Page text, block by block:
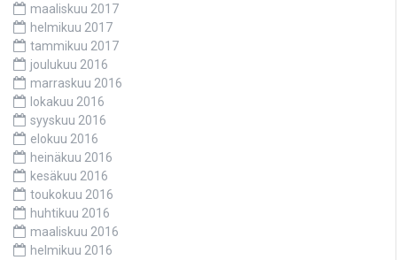
maaliskuu 2017
helmikuu 2017
tammikuu 2017
joulukuu 2016
marraskuu 2016
lokakuu 2016
syyskuu 2016
elokuu 2016
heinäkuu 2016
kesäkuu 2016
toukokuu 2016
huhtikuu 2016
maaliskuu 2016
helmikuu 2016